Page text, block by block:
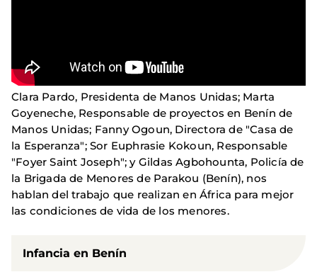
Clara Pardo, Presidenta de Manos Unidas; Marta
Goyeneche, Responsable de proyectos en Benín de
Manos Unidas; Fanny Ogoun, Directora de "Casa de
la Esperanza"; Sor Euphrasie Kokoun, Responsable
"Foyer Saint Joseph"; y Gildas Agbohounta, Policía de
la Brigada de Menores de Parakou (Benín), nos
hablan del trabajo que realizan en África para mejor
las condiciones de vida de los menores.
Infancia en Benín